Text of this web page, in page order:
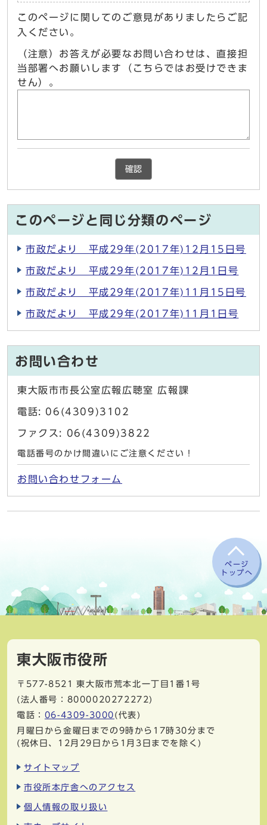
このページに関してのご意見がありましたらご記
入ください。
（注意）お答えが必要なお問い合わせは、直接担
当部署へお願いします（こちらではお受けできま
せん）。
確認
このページと同じ分類のページ
市政だより 平成29年(2017年)12月15日号
市政だより 平成29年(2017年)12月1日号
市政だより 平成29年(2017年)11月15日号
市政だより 平成29年(2017年)11月1日号
お問い合わせ
東大阪市市長公室広報広聴室 広報課
電話: 06(4309)3102
ファクス: 06(4309)3822
電話番号のかけ間違いにご注意ください！
お問い合わせフォーム
ページ
トップへ
東大阪市役所
〒577-8521
東大阪市荒本北一丁目1番1号
(法人番号：8000020272272)
電話： 06-4309-3000 (代表)
月曜日から金曜日までの9時から17時30分まで
(祝休日、12月29日から1月3日までを除く)
サイトマップ
市役所本庁舎へのアクセス
個人情報の取り扱い